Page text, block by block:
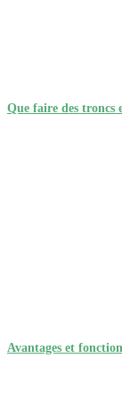
Que faire des troncs
Avantages et